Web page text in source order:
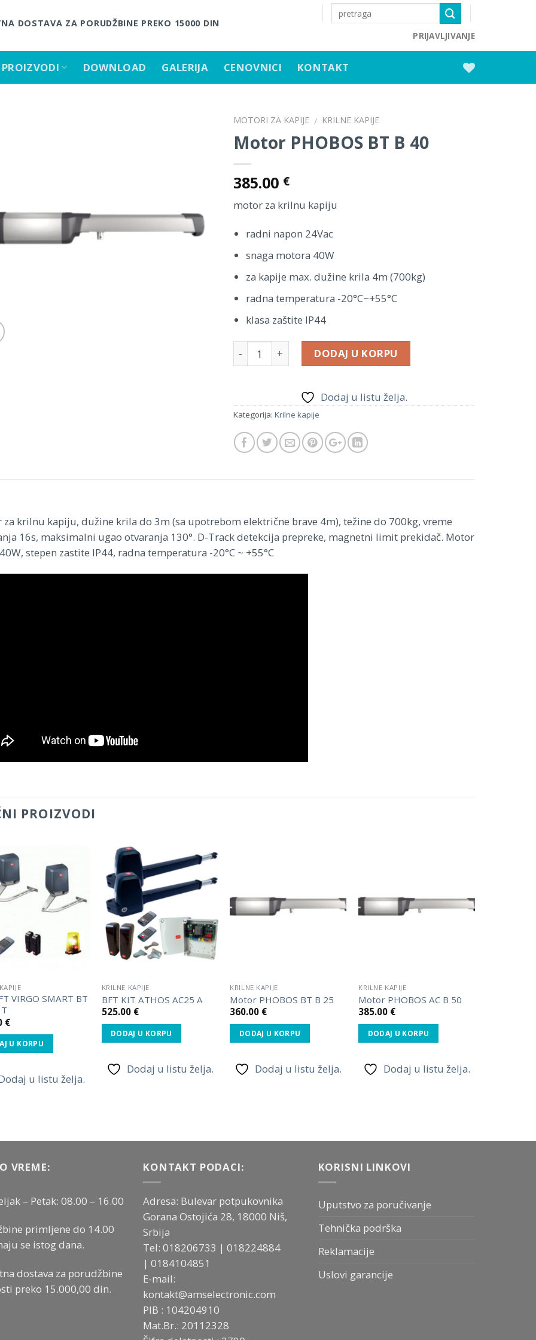
DOSTAVA ZA PORUDŽBINE PREKO 15000 DIN
PRIJAVLJIVANJE
PROIZVODI DOWNLOAD GALERIJA CENOVNICI KONTAKT
MOTORI ZA KAPIJE / KRILNE KAPIJE
Motor PHOBOS BT B 40
385.00 €
motor za krilnu kapiju
radni napon 24Vac
snaga motora 40W
za kapije max. dužine krila 4m (700kg)
radna temperatura -20°C~+55°C
klasa zaštite IP44
Količina DODAJ U KORPU
Dodaj u listu želja.
Kategorija: Krilne kapije
za krilnu kapiju, dužine krila do 3m (sa upotrebom električne brave 4m), težine do 700kg, vreme
16s, maksimalni ugao otvaranja 130°. D-Track detekcija prepreke, magnetni limit prekidač. Motor
stepen zastite IP44, radna temperatura -20°C ~ +55°C
PROIZVODI
Dodaj
u listu
želja.
VIRGO SMART BT
€
U KORPU
u listu želja.
Dodaj
KRILNE KAPIJE
BFT KIT ATHOS AC25 A
525.00 €
DODAJ U KORPU
Dodaj u listu želja.
u listu
želja.
KRILNE KAPIJE
Motor PHOBOS BT B 25
360.00 €
DODAJ U KORPU
Dodaj u listu želja.
u listu
želja.
KRILNE KAPIJE
Motor PHOBOS AC B 50
385.00 €
DODAJ U KORPU
Dodaj u listu želja.
VREME:
– Petak: 08.00 – 16.00
primljene do 14.00
se istog dana.
dostava za porudžbine
preko 15.000,00 din.
KONTAKT PODACI:
Adresa: Bulevar potpukovnika
Gorana Ostojića 28, 18000 Niš,
Srbija
Tel: 018206733 | 018224884
| 0184104851
E-mail:
kontakt@amselectronic.com
PIB : 104204910
Mat.Br.: 20112328
KORISNI LINKOVI
Uputstvo za poručivanje
Tehnička podrška
Reklamacije
Uslovi garancije